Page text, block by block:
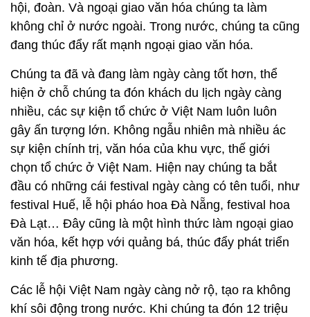
hội, đoàn. Và ngoại giao văn hóa chúng ta làm
không chỉ ở nước ngoài. Trong nước, chúng ta cũng
đang thúc đẩy rất mạnh ngoại giao văn hóa.
Chúng ta đã và đang làm ngày càng tốt hơn, thể
hiện ở chỗ chúng ta đón khách du lịch ngày càng
nhiều, các sự kiện tổ chức ở Việt Nam luôn luôn
gây ấn tượng lớn. Không ngẫu nhiên mà nhiều ác
sự kiện chính trị, văn hóa của khu vực, thế giới
chọn tổ chức ở Việt Nam. Hiện nay chúng ta bắt
đầu có những cái festival ngày càng có tên tuổi, như
festival Huế, lễ hội pháo hoa Đà Nẵng, festival hoa
Đà Lạt… Đây cũng là một hình thức làm ngoại giao
văn hóa, kết hợp với quảng bá, thúc đẩy phát triển
kinh tế địa phương.
Các lễ hội Việt Nam ngày càng nở rộ, tạo ra không
khí sôi động trong nước. Khi chúng ta đón 12 triệu